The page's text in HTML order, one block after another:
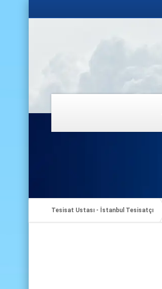
Tesisat Ustası - İstanbul Tesisatçı